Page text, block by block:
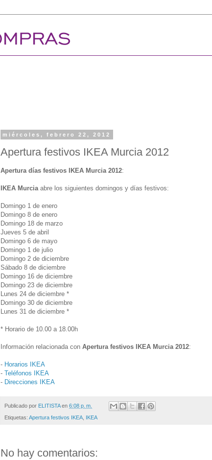
miércoles, febrero 22, 2012
Apertura festivos IKEA Murcia 2012
Apertura días festivos IKEA Murcia 2012:
IKEA Murcia abre los siguientes domingos y días festivos:
Domingo 1 de enero
Domingo 8 de enero
Domingo 18 de marzo
Jueves 5 de abril
Domingo 6 de mayo
Domingo 1 de julio
Domingo 2 de diciembre
Sábado 8 de diciembre
Domingo 16 de diciembre
Domingo 23 de diciembre
Lunes 24 de diciembre *
Domingo 30 de diciembre
Lunes 31 de diciembre *
* Horario de 10.00 a 18.00h
Información relacionada con Apertura festivos IKEA Murcia 2012:
- Horarios IKEA
- Teléfonos IKEA
- Direcciones IKEA
Publicado por ELITISTA en 6:08 p. m.
Etiquetas: Apertura festivos IKEA IKEA
No hay comentarios: